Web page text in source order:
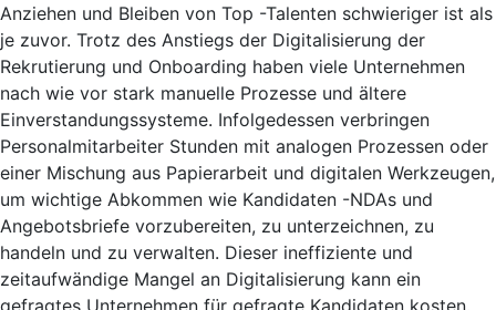
Anziehen und Bleiben von Top -Talenten schwieriger ist als
je zuvor. Trotz des Anstiegs der Digitalisierung der
Rekrutierung und Onboarding haben viele Unternehmen
nach wie vor stark manuelle Prozesse und ältere
Einverstandungssysteme. Infolgedessen verbringen
Personalmitarbeiter Stunden mit analogen Prozessen oder
einer Mischung aus Papierarbeit und digitalen Werkzeugen,
um wichtige Abkommen wie Kandidaten -NDAs und
Angebotsbriefe vorzubereiten, zu unterzeichnen, zu
handeln und zu verwalten. Dieser ineffiziente und
zeitaufwändige Mangel an Digitalisierung kann ein
gefragtes Unternehmen für gefragte Kandidaten kosten.